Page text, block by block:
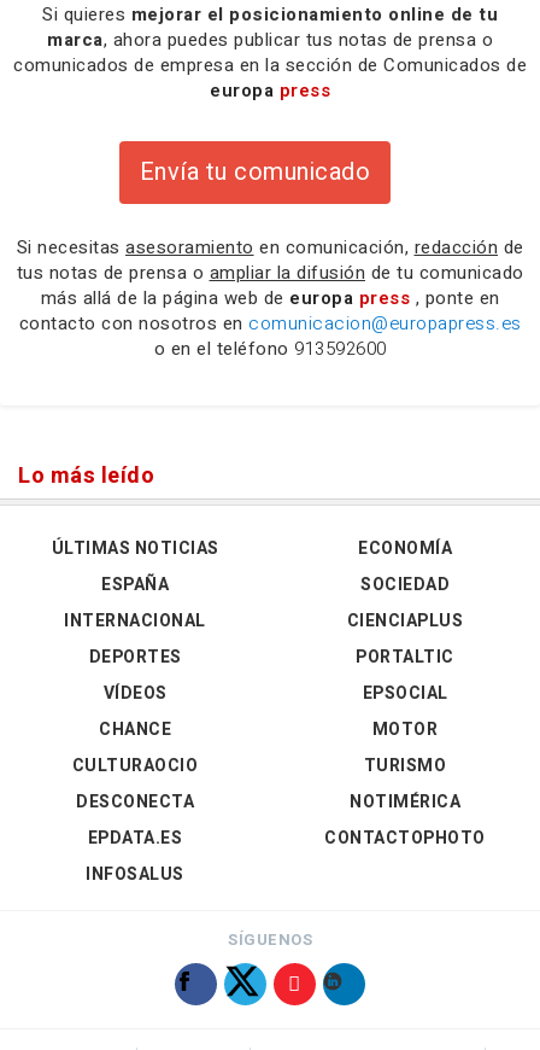
Si quieres mejorar el posicionamiento online de tu
marca, ahora puedes publicar tus notas de prensa o
comunicados de empresa en la sección de Comunicados de
europa press
Envía tu comunicado
Si necesitas asesoramiento en comunicación, redacción de
tus notas de prensa o ampliar la difusión de tu comunicado
más allá de la página web de europa press , ponte en
contacto con nosotros en comunicacion@europapress.es
o en el teléfono 913592600
Lo más leído
ÚLTIMAS NOTICIAS
ESPAÑA
INTERNACIONAL
DEPORTES
VÍDEOS
ECONOMÍA
SOCIEDAD
CIENCIAPLUS
PORTALTIC
EPSOCIAL
CHANCE
CULTURAOCIO
DESCONECTA
EPDATA.ES
INFOSALUS
MOTOR
TURISMO
NOTIMÉRICA
CONTACTOPHOTO
SÍGUENOS